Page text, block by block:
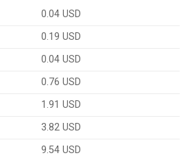
0.04 USD
0.19 USD
0.04 USD
0.76 USD
1.91 USD
3.82 USD
9.54 USD